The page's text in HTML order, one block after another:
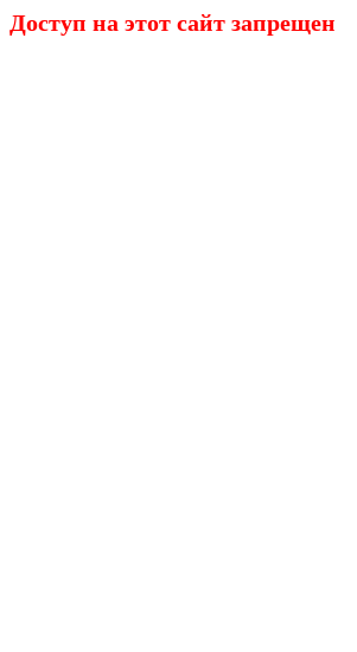
Доступ на этот сайт запрещен